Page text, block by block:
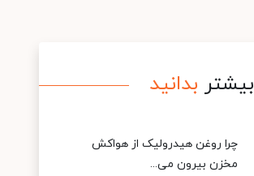
بیشتر بدانید
چرا روغن هیدرولیک از هواکش
مخزن بیرون می...